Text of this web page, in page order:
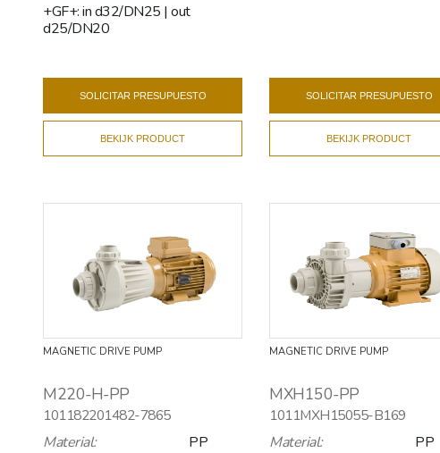
+GF+: in d32/DN25 | out
d25/DN20
SOLICITAR PRESUPUESTO
BEKIJK PRODUCT
SOLICITAR PRESUPUESTO
BEKIJK PRODUCT
MAGNETIC DRIVE PUMP
M220-H-PP
101182201482-7865
Material:
PP
MAGNETIC DRIVE PUMP
MXH150-PP
1011MXH15055-B169
Material:
PP